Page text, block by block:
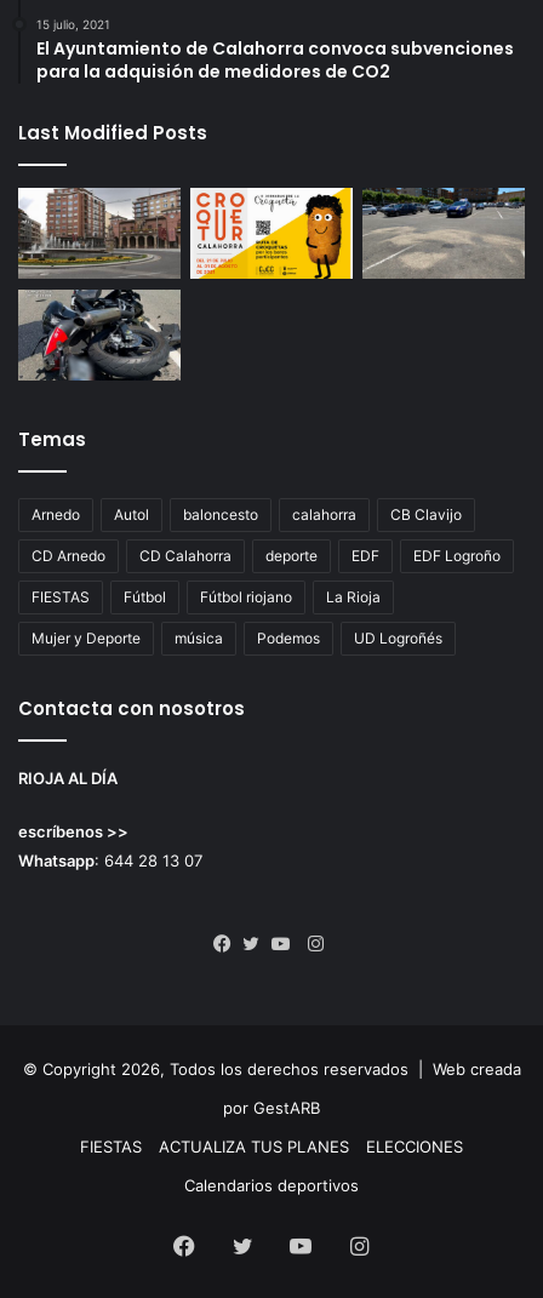
15 julio, 2021
El Ayuntamiento de Calahorra convoca subvenciones
para la adquisión de medidores de CO2
Last Modified Posts
Temas
Arnedo Autol baloncesto calahorra CB Clavijo
CD Arnedo CD Calahorra deporte EDF EDF Logroño
FIESTAS Fútbol Fútbol riojano La Rioja
Mujer y Deporte música Podemos UD Logroñés
Contacta con nosotros
RIOJA AL DÍA
escríbenos >>
Whatsapp: 644 28 13 07
Instagram
© Copyright 2026, Todos los derechos reservados | Web creada
por GestARB
FIESTAS
ACTUALIZA TUS PLANES
ELECCIONES
Calendarios deportivos
Facebook
Twitter YouTubeInstagram